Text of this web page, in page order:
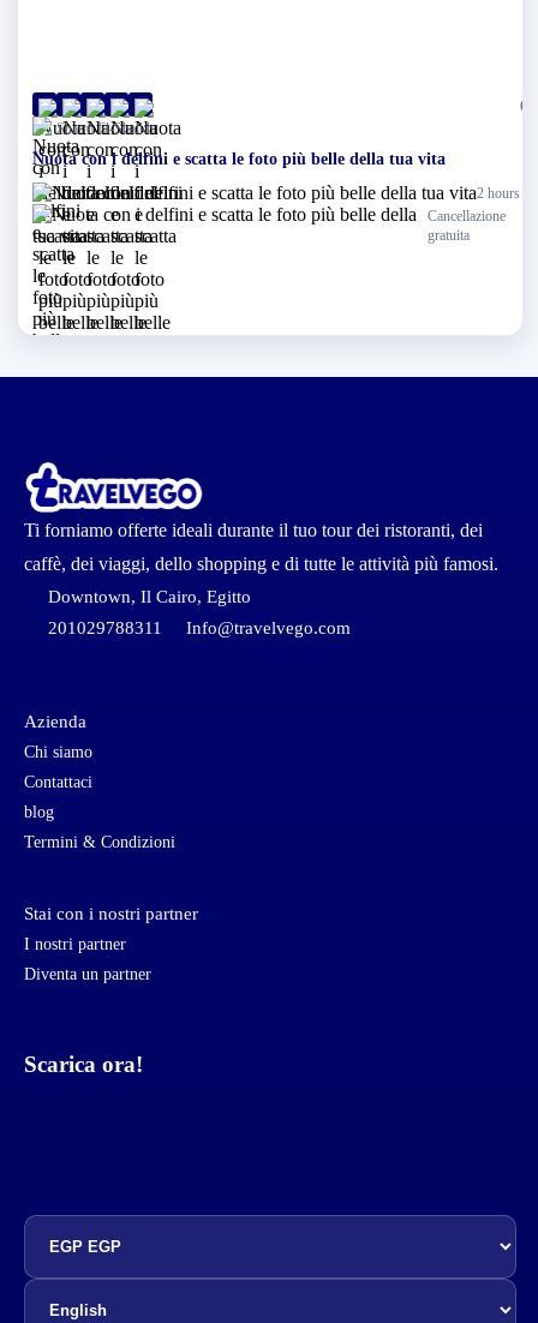
(0)
Sharm El-Shaikh
Nuota con i delfini e scatta le foto più belle della tua vita
2 hours
Cancellazione
gratuita
Ti forniamo offerte ideali durante il tuo tour dei ristoranti, dei
caffè, dei viaggi, dello shopping e di tutte le attività più famosi.
Downtown, Il Cairo, Egitto
201029788311
Info@travelvego.com
Azienda
Chi siamo
Contattaci
blog
Termini & Condizioni
Stai con i nostri partner
I nostri partner
Diventa un partner
Scarica ora!